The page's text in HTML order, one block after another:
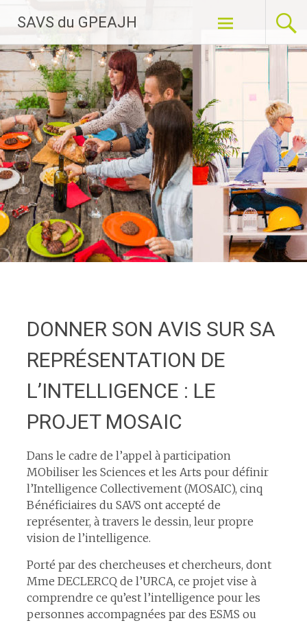
contenu
principal
SAVS du GPEAJH
DONNER SON AVIS SUR SA
REPRÉSENTATION DE
L’INTELLIGENCE : LE
PROJET MOSAIC
Dans le cadre de l’appel à participation
MObiliser les Sciences et les Arts pour définir
l’Intelligence Collectivement (MOSAIC), cinq
Bénéficiaires du SAVS ont accepté de
représenter, à travers le dessin, leur propre
vision de l’intelligence.
Porté par des chercheuses et chercheurs, dont
Mme DECLERCQ de l’URCA, ce projet vise à
comprendre ce qu’est l’intelligence pour les
personnes accompagnées par des ESMS ou